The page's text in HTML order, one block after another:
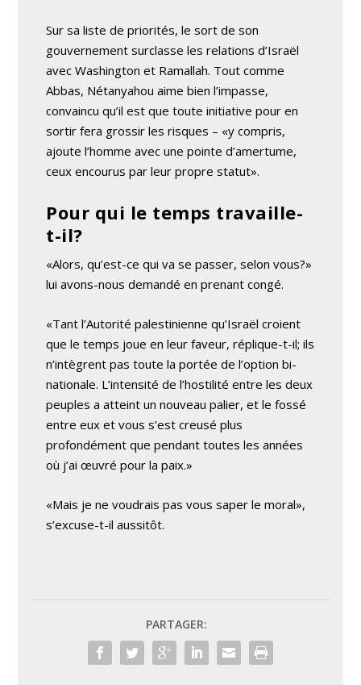
Sur sa liste de priorités, le sort de son
gouvernement surclasse les relations d’Israël
avec Washington et Ramallah. Tout comme
Abbas, Nétanyahou aime bien l’impasse,
convaincu qu’il est que toute initiative pour en
sortir fera grossir les risques – «y compris,
ajoute l’homme avec une pointe d’amertume,
ceux encourus par leur propre statut».
Pour qui le temps travaille-
t-il?
«Alors, qu’est-ce qui va se passer, selon vous?»
lui avons-nous demandé en prenant congé.
«Tant l’Autorité palestinienne qu’Israël croient
que le temps joue en leur faveur, réplique-t-il; ils
n’intègrent pas toute la portée de l’option bi-
nationale. L’intensité de l’hostilité entre les deux
peuples a atteint un nouveau palier, et le fossé
entre eux et vous s’est creusé plus
profondément que pendant toutes les années
où j’ai œuvré pour la paix.»
«Mais je ne voudrais pas vous saper le moral»,
s’excuse-t-il aussitôt.
PARTAGER: